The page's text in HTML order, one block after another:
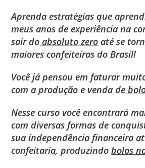
Aprenda estratégias que
meus anos de experiência na
sair do absoluto zero até se
maiores confeiteiras do Brasil!
Você já pensou em faturar
com a produção e venda de
Nesse curso você encontrará
com diversas formas de
sua independência financeira
confeitaria, produzindobolos